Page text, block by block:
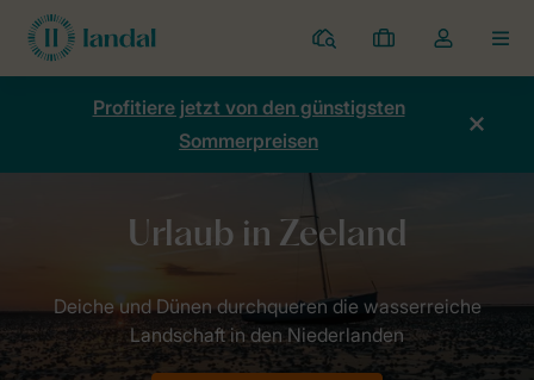
Ferienparks
Meine
Buchungen
Dropdown-
Menü
Kontos
Profitiere jetzt von den günstigsten
Sommerpreisen
Länder Niederlande Zeeland